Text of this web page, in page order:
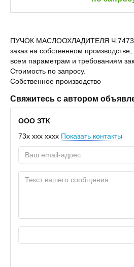
ПУЧОК МАСЛООХЛАДИТЕЛЯ Ч.7473
заказ на собственном производстве,
всем параметрам и требованиям
Стоимость по запросу.
Собственное производство
Свяжитесь с автором
ООО ЗТК
73x xxx xxxx Показать контакты